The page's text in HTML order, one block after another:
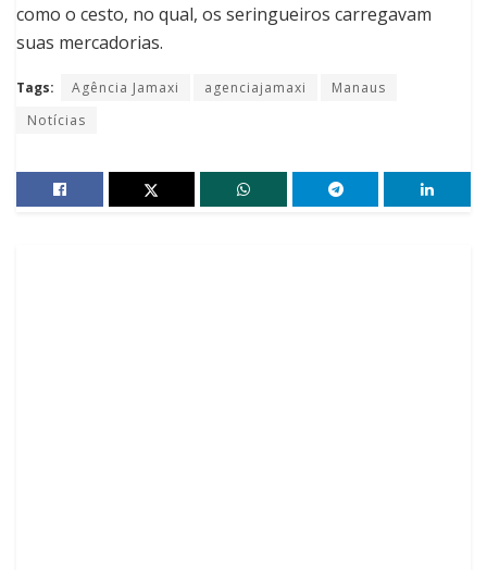
como o cesto, no qual, os seringueiros carregavam
suas mercadorias.
Tags: Agência Jamaxi agenciajamaxi
Manaus
Notícias